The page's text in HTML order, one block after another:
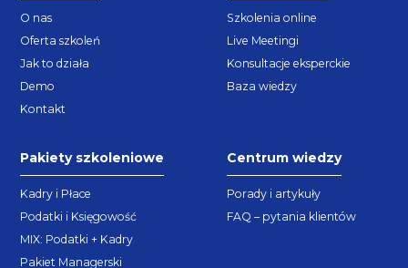
O nas
Oferta szkoleń
Jak to działa
Demo
Kontakt
Szkolenia online
Live Meetingi
Konsultacje eksperckie
Baza wiedzy
Pakiety szkoleniowe
Kadry i Płace
Podatki i Księgowość
MIX: Podatki + Kadry
Pakiet Managerski
Centrum wiedzy
Porady i artykuły
FAQ – pytania klientów